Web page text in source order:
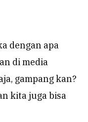
dengan apa
di media
gampang kan?
kita juga bisa